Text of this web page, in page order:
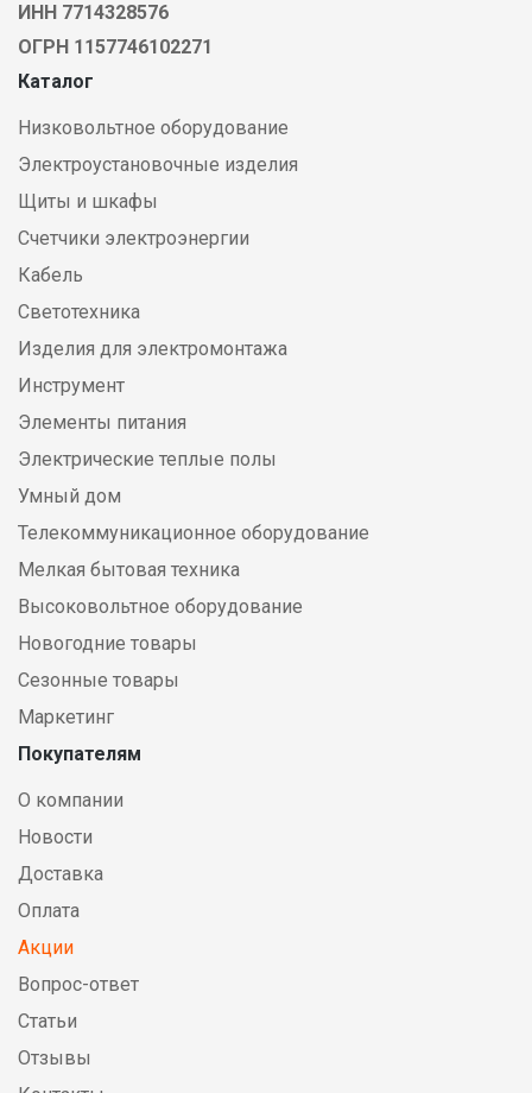
ИНН 7714328576
ОГРН 1157746102271
Каталог
Низковольтное оборудование
Электроустановочные изделия
Щиты и шкафы
Счетчики электроэнергии
Кабель
Светотехника
Изделия для электромонтажа
Инструмент
Элементы питания
Электрические теплые полы
Умный дом
Телекоммуникационное оборудование
Мелкая бытовая техника
Высоковольтное оборудование
Новогодние товары
Сезонные товары
Маркетинг
Покупателям
О компании
Новости
Доставка
Оплата
Акции
Вопрос-ответ
Статьи
Отзывы